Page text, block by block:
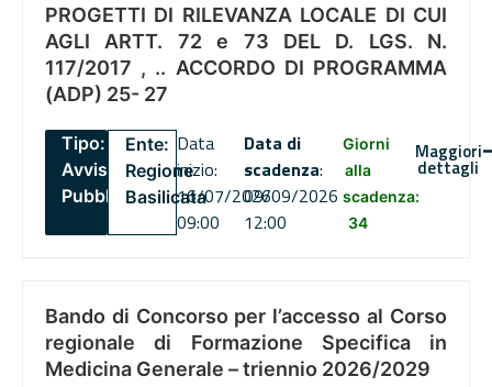
PROGETTI DI RILEVANZA LOCALE DI CUI
AGLI ARTT. 72 e 73 DEL D. LGS. N.
117/2017 , .. ACCORDO DI PROGRAMMA
(ADP) 25- 27
Tipo:
Avviso
Pubblico
Ente:
Regione
Basilicata
Data
inizio:
16/07/2026
09:00
Data di
scadenza:
09/09/2026
12:00
Giorni
alla
scadenza:
34
Maggiori
dettagli
Bando di Concorso per l’accesso al Corso
regionale di Formazione Specifica in
Medicina Generale – triennio 2026/2029